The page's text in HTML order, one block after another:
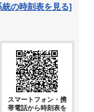
の時刻表を見る]
スマートフォン・携
帯電話から時刻表を